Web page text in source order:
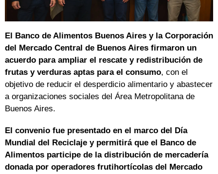
El Banco de Alimentos Buenos Aires y la Corporación
del Mercado Central de Buenos Aires firmaron un
acuerdo para ampliar el rescate y redistribución de
frutas y verduras aptas para el consumo, con el
objetivo de reducir el desperdicio alimentario y abastecer
a organizaciones sociales del Área Metropolitana de
Buenos Aires.
El convenio fue presentado en el marco del Día
Mundial del Reciclaje y permitirá que el Banco de
Alimentos participe de la distribución de mercadería
donada por operadores frutihortícolas del Mercado